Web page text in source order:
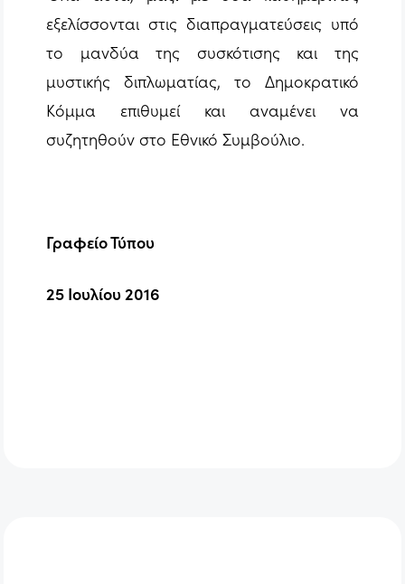
εξελίσσονται στις διαπραγματεύσεις υπό
το μανδύα της συσκότισης και της
μυστικής διπλωματίας, το Δημοκρατικό
Κόμμα επιθυμεί και αναμένει να
συζητηθούν στο Εθνικό Συμβούλιο.
Γραφείο Τύπου
25 Ιουλίου 2016